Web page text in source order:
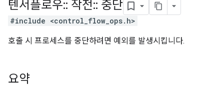
텐서플로우:: 작전:: 중단
#include <control_flow_ops.h>
호출 시 프로세스를 중단하려면 예외를 발생시킵니다.
요약